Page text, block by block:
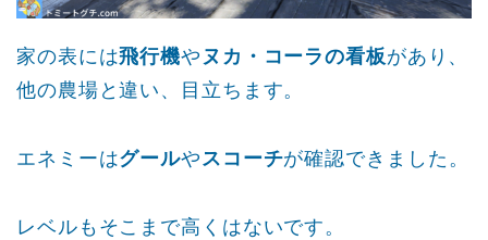
家の表には飛行機や ヌカ・コーラの看板があり、
他の農場と違い、目立ちます。
エネミーはグールやスコーチが確認できました。
レベルもそこまで高くはないです。